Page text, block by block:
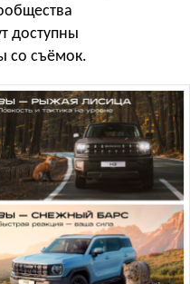
доступны
со съёмок.